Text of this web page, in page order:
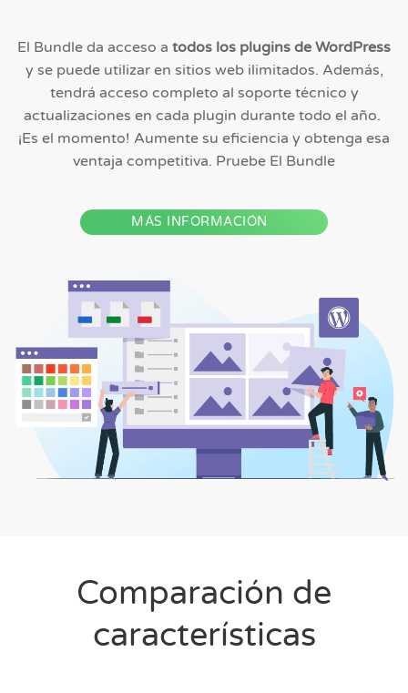
El Bundle da acceso a todos los plugins de WordPress
y se puede utilizar en sitios web ilimitados. Además,
tendrá acceso completo al soporte técnico y
actualizaciones en cada plugin durante todo el año.
¡Es el momento! Aumente su eficiencia y obtenga esa
ventaja competitiva. Pruebe El Bundle
MÁS INFORMACIÓN
Comparación de
características